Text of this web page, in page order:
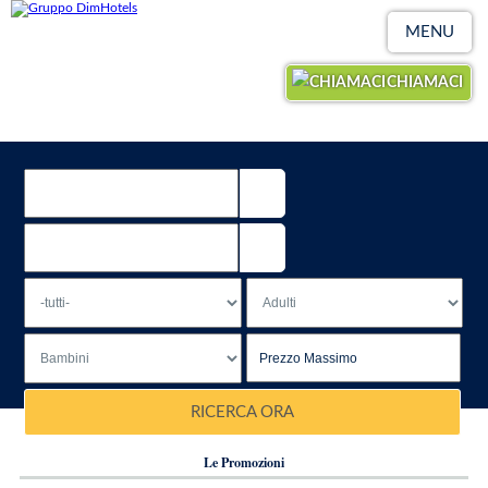
MENU
CHIAMACI
RICERCA ORA
Le Promozioni